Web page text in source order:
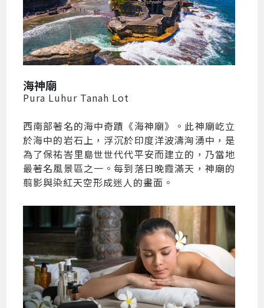
海神廟
Pura Luhur Tanah Lot
西南部著名的海中奇蹟《海神廟》。此神廟屹立
於海中的岩石上，浮沉於印度洋波濤洶湧中，是
為了保祐峇里島世世代代平安而建立的，乃當地
最著名風景區之一。每到落日晚霞滿天，神廟的
翦影與染紅天空形成迷人的畫面。